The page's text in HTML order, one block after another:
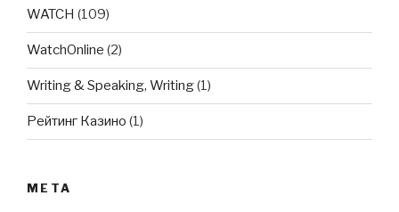
WATCH (109)
WatchOnline (2)
Writing & Speaking, Writing(1)
Рейтинг Казино (1)
META